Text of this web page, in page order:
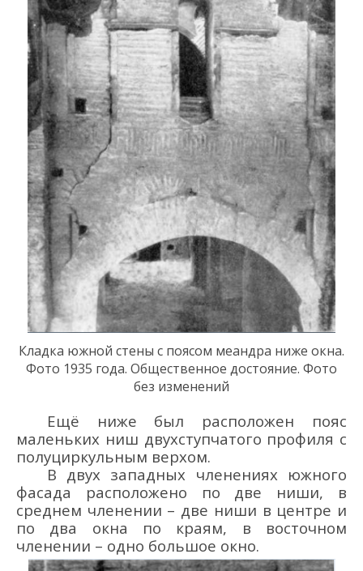
Кладка южной стены с поясом меандра ниже окна.
Фото 1935 года. Общественное достояние. Фото
без изменений
Ещё ниже был расположен пояс
маленьких ниш двухступчатого профиля с
полуциркульным верхом.
В двух западных членениях южного
фасада расположено по две ниши, в
среднем членении – две ниши в центре и
по два окна по краям, в восточном
членении – одно большое окно.